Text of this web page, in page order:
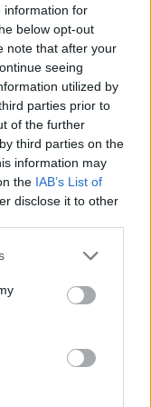
information for
below opt-out
note that after your
seeing
utilized by
parties prior to
of the further
third parties on the
information may
the IAB’s List of
disclose it to other
empresários e
em primeira
Alimentação e
e a consolidar
celeridade as
Está também
destinada a
a existência e
para o
os incêndios.